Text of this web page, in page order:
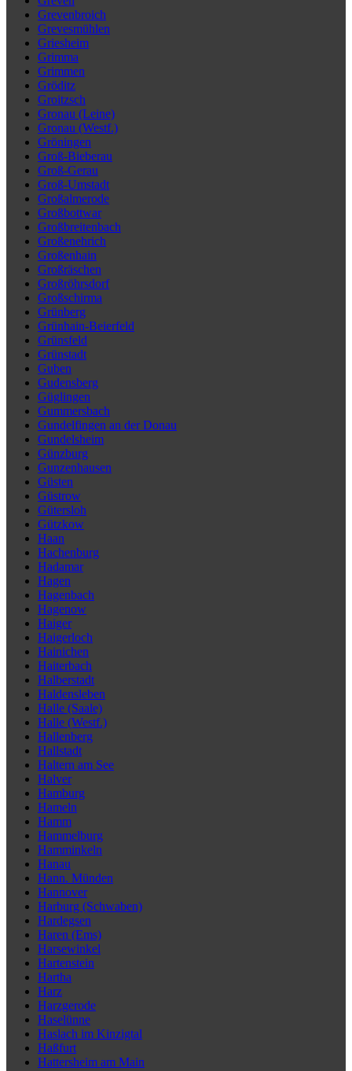
Grevenbroich
Grevesmühlen
Griesheim
Grimma
Grimmen
Gröditz
Groitzsch
Gronau (Leine)
Gronau (Westf.)
Gröningen
Groß-Bieberau
Groß-Gerau
Groß-Umstadt
Großalmerode
Großbottwar
Großbreitenbach
Großenehrich
Großenhain
Großräschen
Großröhrsdorf
Großschirma
Grünberg
Grünhain-Beierfeld
Grünsfeld
Grünstadt
Guben
Gudensberg
Güglingen
Gummersbach
Gundelfingen an der Donau
Gundelsheim
Günzburg
Gunzenhausen
Güsten
Güstrow
Gütersloh
Gützkow
Haan
Hachenburg
Hadamar
Hagen
Hagenbach
Hagenow
Haiger
Haigerloch
Hainichen
Haiterbach
Halberstadt
Haldensleben
Halle (Saale)
Halle (Westf.)
Hallenberg
Hallstadt
Haltern am See
Halver
Hamburg
Hameln
Hamm
Hammelburg
Hamminkeln
Hanau
Hann. Münden
Hannover
Harburg (Schwaben)
Hardegsen
Haren (Ems)
Harsewinkel
Hartenstein
Hartha
Harz
Harzgerode
Haselünne
Haslach im Kinzigtal
Haßfurt
Hattersheim am Main